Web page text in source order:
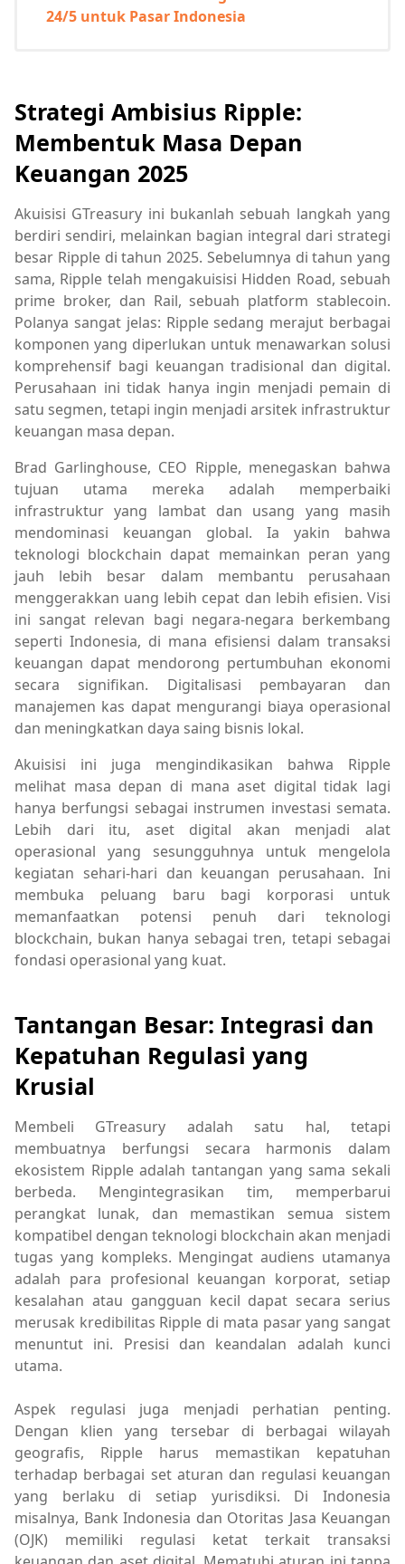
24/5 untuk Pasar Indonesia
Strategi Ambisius Ripple:
Membentuk Masa Depan
Keuangan 2025
Akuisisi GTreasury ini bukanlah sebuah langkah yang
berdiri sendiri, melainkan bagian integral dari strategi
besar Ripple di tahun 2025. Sebelumnya di tahun yang
sama, Ripple telah mengakuisisi Hidden Road, sebuah
prime broker, dan Rail, sebuah platform stablecoin.
Polanya sangat jelas: Ripple sedang merajut berbagai
komponen yang diperlukan untuk menawarkan solusi
komprehensif bagi keuangan tradisional dan digital.
Perusahaan ini tidak hanya ingin menjadi pemain di
satu segmen, tetapi ingin menjadi arsitek infrastruktur
keuangan masa depan.
Brad Garlinghouse, CEO Ripple, menegaskan bahwa
tujuan utama mereka adalah memperbaiki
infrastruktur yang lambat dan usang yang masih
mendominasi keuangan global. Ia yakin bahwa
teknologi blockchain dapat memainkan peran yang
jauh lebih besar dalam membantu perusahaan
menggerakkan uang lebih cepat dan lebih efisien. Visi
ini sangat relevan bagi negara-negara berkembang
seperti Indonesia, di mana efisiensi dalam transaksi
keuangan dapat mendorong pertumbuhan ekonomi
secara signifikan. Digitalisasi pembayaran dan
manajemen kas dapat mengurangi biaya operasional
dan meningkatkan daya saing bisnis lokal.
Akuisisi ini juga mengindikasikan bahwa Ripple
melihat masa depan di mana aset digital tidak lagi
hanya berfungsi sebagai instrumen investasi semata.
Lebih dari itu, aset digital akan menjadi alat
operasional yang sesungguhnya untuk mengelola
kegiatan sehari-hari dan keuangan perusahaan. Ini
membuka peluang baru bagi korporasi untuk
memanfaatkan potensi penuh dari teknologi
blockchain, bukan hanya sebagai tren, tetapi sebagai
fondasi operasional yang kuat.
Tantangan Besar: Integrasi dan
Kepatuhan Regulasi yang
Krusial
Membeli GTreasury adalah satu hal, tetapi
membuatnya berfungsi secara harmonis dalam
ekosistem Ripple adalah tantangan yang sama sekali
berbeda. Mengintegrasikan tim, memperbarui
perangkat lunak, dan memastikan semua sistem
kompatibel dengan teknologi blockchain akan menjadi
tugas yang kompleks. Mengingat audiens utamanya
adalah para profesional keuangan korporat, setiap
kesalahan atau gangguan kecil dapat secara serius
merusak kredibilitas Ripple di mata pasar yang sangat
menuntut ini. Presisi dan keandalan adalah kunci
utama.
Aspek regulasi juga menjadi perhatian penting.
Dengan klien yang tersebar di berbagai wilayah
geografis, Ripple harus memastikan kepatuhan
terhadap berbagai set aturan dan regulasi keuangan
yang berlaku di setiap yurisdiksi. Di Indonesia
misalnya, Bank Indonesia dan Otoritas Jasa Keuangan
(OJK) memiliki regulasi ketat terkait transaksi